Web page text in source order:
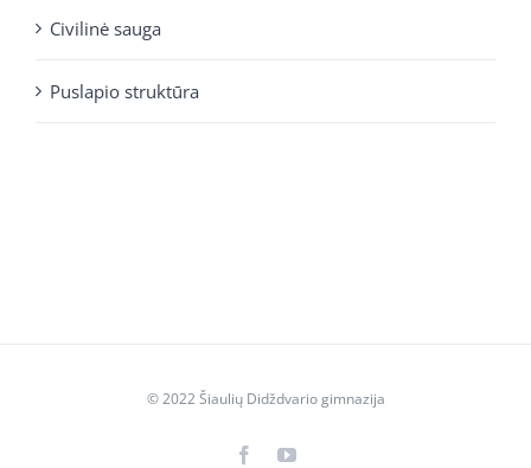
Civilinė sauga
Puslapio struktūra
© 2022 Šiaulių Didždvario gimnazija
FacebookYouTube